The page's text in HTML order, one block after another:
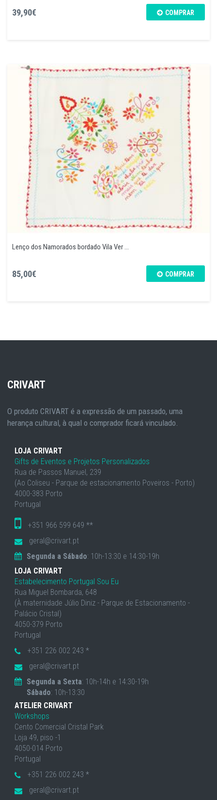
39,90€ COMPRAR
Lenço dos Namorados bordado Vila Ver ...
85,00€ COMPRAR
CRIVART
O produto CRIVART é a expressão de um passado, uma
herança cultural, à qual o comprador ficará vinculado.
LOJA CRIVART
Gifts de Eventos e Projetos Personalizados
Rua de Passos Manuel, 239
(Ao Coliseu - Parque de estacionamento Poveiros - Porto)
4000-383 Porto
Portugal
+351 966 599 649 **
geral@crivart.pt
Segunda a Sábado: 10h-13:30 e 14:30-19h
LOJA CRIVART
Estabelecimento Portugal Sou Eu
Rua Miguel Bombarda, 648
(À maternidade Júlio Diniz - Parque de Estacionamento -
Palácio Cristal)
4050-379 Porto
Portugal
+351 226 002 243 *
geral@crivart.pt
Segunda a Sexta: 10h-14h e 14:30-19h
Sábado: 10h-13:30
ATELIER CRIVART
Workshops
Cento Comercial Cristal Park
Loja 49, piso -1
4050-014 Porto
Portugal
+351 226 002 243 *
geral@crivart.pt